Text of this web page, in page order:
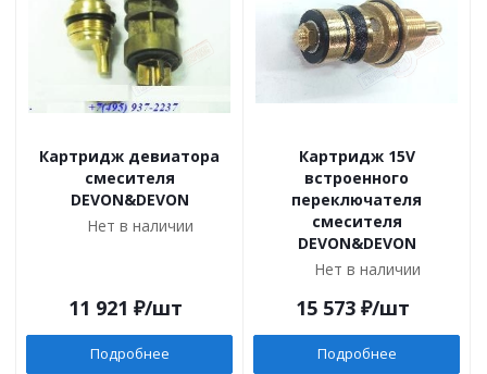
Картридж девиатора
смесителя
DEVON&DEVON
Нет в наличии
11 921 ₽/шт
Подробнее
Картридж 15V
встроенного
переключателя
смесителя
DEVON&DEVON
Нет в наличии
15 573 ₽/шт
Подробнее